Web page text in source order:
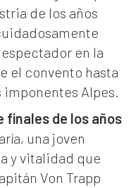
de los años
en la
el convento hasta
imponentes Alpes.
finales de los años
una joven
y vitalidad que
Von Trapp